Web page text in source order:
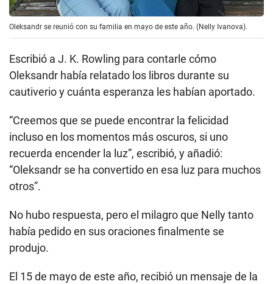
Oleksandr se reunió con su familia en mayo de este año. (Nelly Ivanova).
Escribió a J. K. Rowling para contarle cómo
Oleksandr había relatado los libros durante su
cautiverio y cuánta esperanza les habían aportado.
“Creemos que se puede encontrar la felicidad
incluso en los momentos más oscuros, si uno
recuerda encender la luz”, escribió, y añadió:
“Oleksandr se ha convertido en esa luz para muchos
otros”.
No hubo respuesta, pero el milagro que Nelly tanto
había pedido en sus oraciones finalmente se
produjo.
El 15 de mayo de este año, recibió un mensaje de la